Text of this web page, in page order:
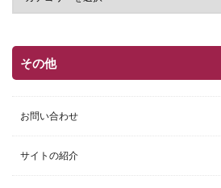
その他
お問い合わせ
サイトの紹介